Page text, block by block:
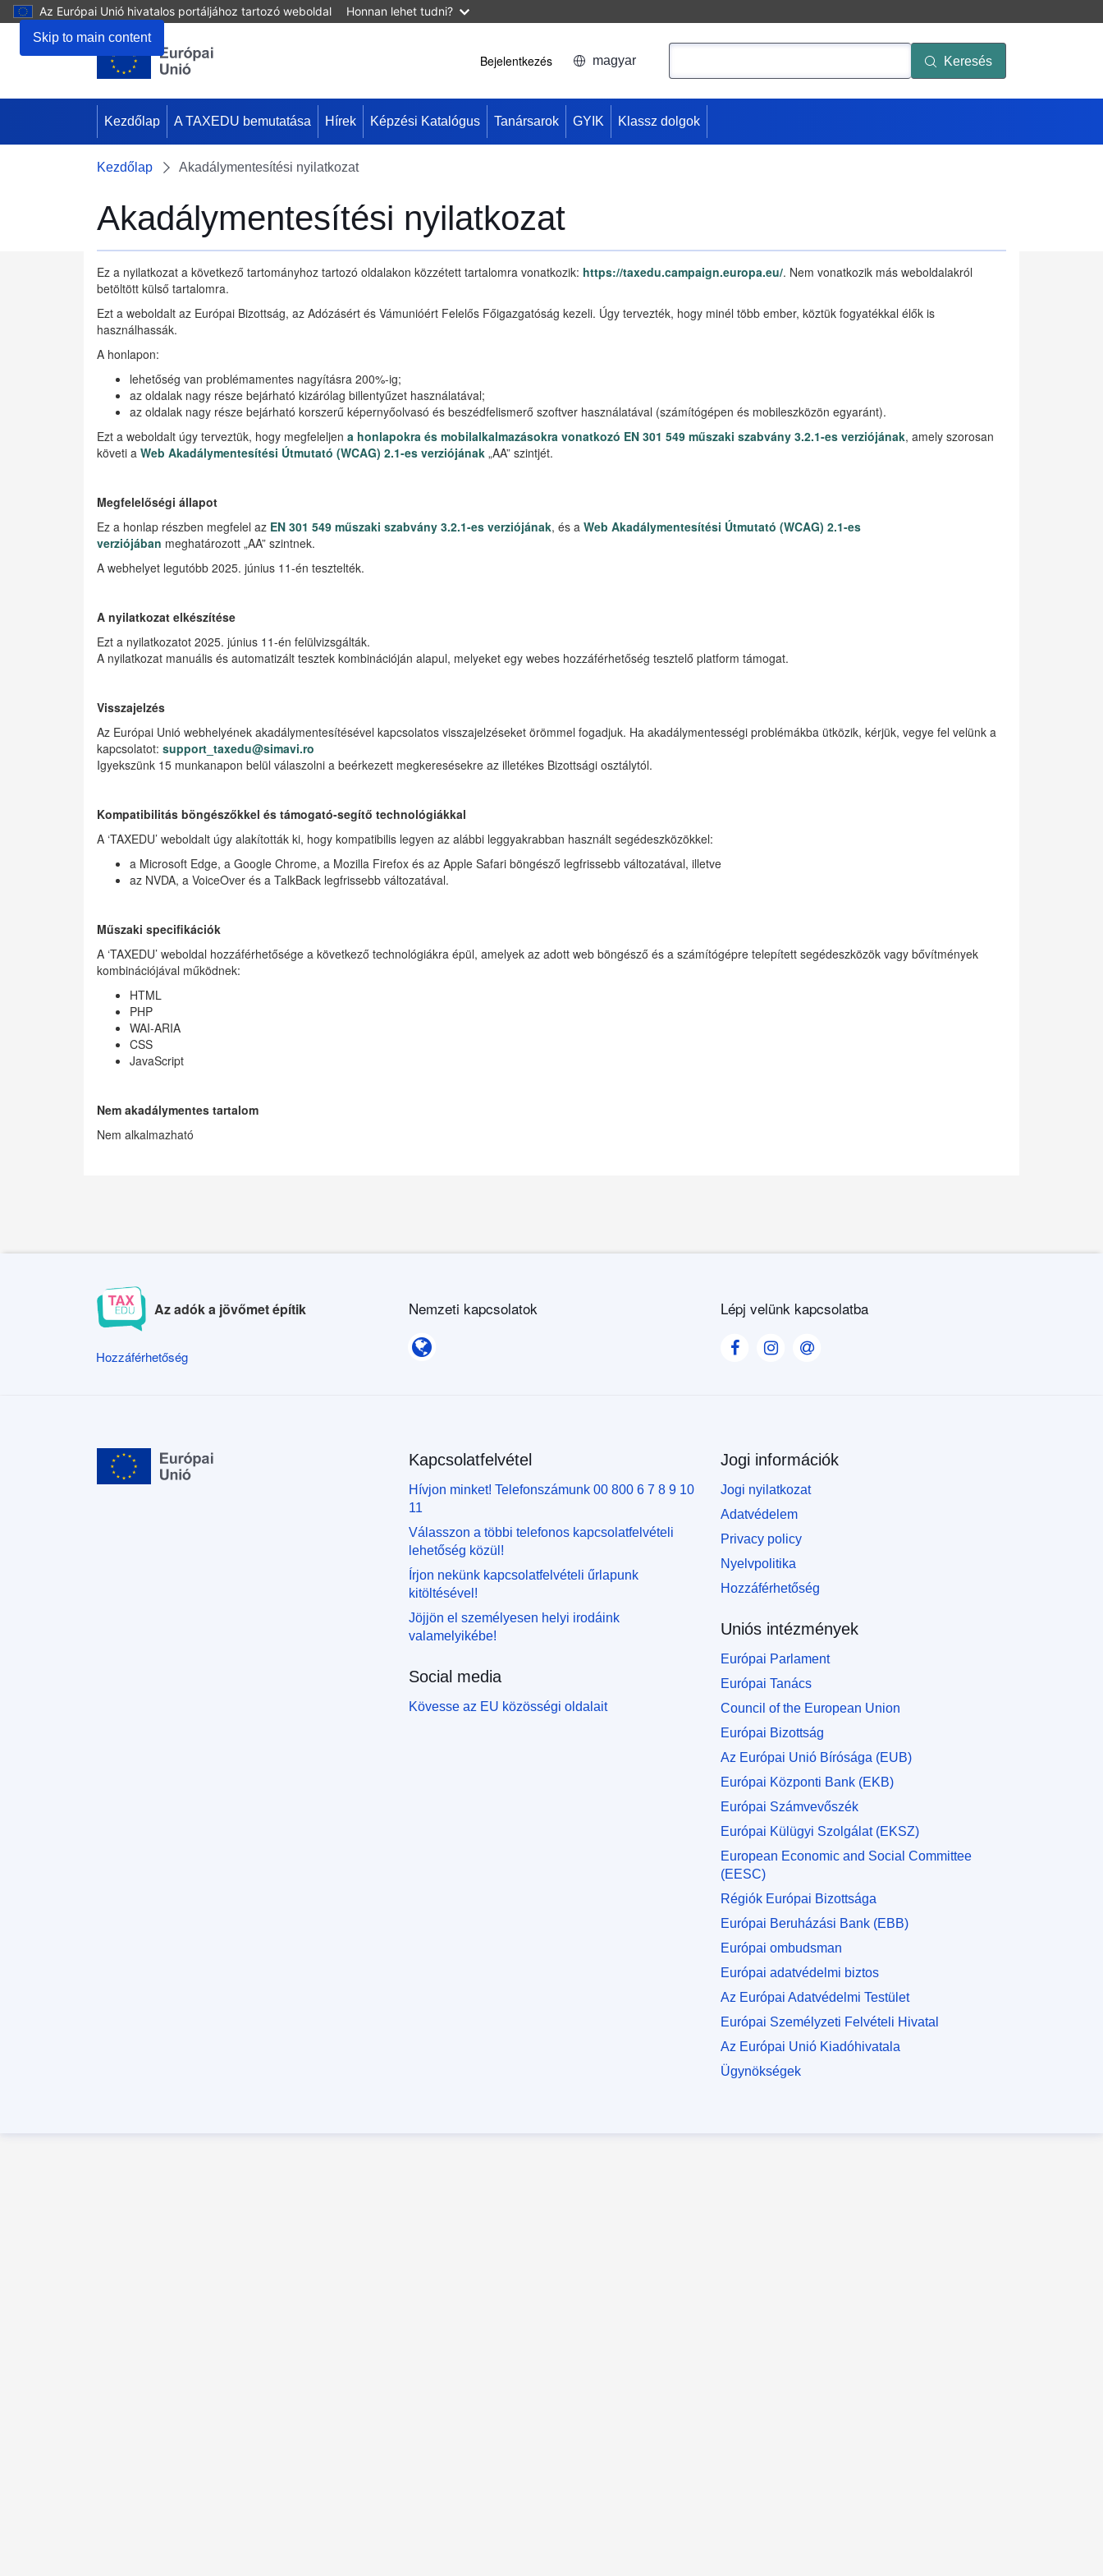
Skip to main content
Az Európai Unió hivatalos portáljához tartozó weboldal Honnan lehet tudni?
User
account
menu
Bejelentkezés magyar Keresés
Kezdőlap A TAXEDU bemutatása Hírek Képzési Katalógus Tanársarok GYIK Klassz dolgok
Kezdőlap Akadálymentesítési nyilatkozat
Akadálymentesítési nyilatkozat
Ez a nyilatkozat a következő tartományhoz tartozó oldalakon közzétett tartalomra vonatkozik: https://taxedu.campaign.europa.eu/. Nem vonatkozik más weboldalakról
betöltött külső tartalomra.
Ezt a weboldalt az Európai Bizottság, az Adózásért és Vámunióért Felelős Főigazgatóság kezeli. Úgy tervezték, hogy minél több ember, köztük fogyatékkal élők is
használhassák.
A honlapon:
lehetőség van problémamentes nagyításra 200%-ig;
az oldalak nagy része bejárható kizárólag billentyűzet használatával;
az oldalak nagy része bejárható korszerű képernyőolvasó és beszédfelismerő szoftver használatával (számítógépen és mobileszközön egyaránt).
Ezt a weboldalt úgy terveztük, hogy megfeleljen a honlapokra és mobilalkalmazásokra vonatkozó EN 301 549 műszaki szabvány 3.2.1-es verziójának, amely szorosan
követi a Web Akadálymentesítési Útmutató (WCAG) 2.1-es verziójának „AA” szintjét.
Megfelelőségi állapot
Ez a honlap részben megfelel az EN 301 549 műszaki szabvány 3.2.1-es verziójának, és a Web Akadálymentesítési Útmutató (WCAG) 2.1-es
verziójában meghatározott „AA” szintnek.
A webhelyet legutóbb 2025. június 11-én tesztelték.
A nyilatkozat elkészítése
Ezt a nyilatkozatot 2025. június 11-én felülvizsgálták.
A nyilatkozat manuális és automatizált tesztek kombinációján alapul, melyeket egy webes hozzáférhetőség tesztelő platform támogat.
Visszajelzés
Az Európai Unió webhelyének akadálymentesítésével kapcsolatos visszajelzéseket örömmel fogadjuk. Ha akadálymentességi problémákba ütközik, kérjük, vegye fel velünk a
kapcsolatot: support_taxedu@simavi.ro
Igyekszünk 15 munkanapon belül válaszolni a beérkezett megkeresésekre az illetékes Bizottsági osztálytól.
Kompatibilitás böngészőkkel és támogató-segítő technológiákkal
A ‘TAXEDU’ weboldalt úgy alakították ki, hogy kompatibilis legyen az alábbi leggyakrabban használt segédeszközökkel:
a Microsoft Edge, a Google Chrome, a Mozilla Firefox és az Apple Safari böngésző legfrissebb változatával, illetve
az NVDA, a VoiceOver és a TalkBack legfrissebb változatával.
Műszaki specifikációk
A ‘TAXEDU’ weboldal hozzáférhetősége a következő technológiákra épül, amelyek az adott web böngésző és a számítógépre telepített segédeszközök vagy bővítmények
kombinációjával működnek:
HTML
PHP
WAI-ARIA
CSS
JavaScript
Nem akadálymentes tartalom
Nem alkalmazható
Az adók a jövőmet építik
Hozzáférhetőség
Hozzáférhetőség
Nemzeti kapcsolatok Lépj velünk kapcsolatba
Kapcsolatfelvétel
Hívjon minket! Telefonszámunk 00 800 6 7 8 9 10
11
Válasszon a többi telefonos kapcsolatfelvételi
lehetőség közül!
Írjon nekünk kapcsolatfelvételi űrlapunk
kitöltésével!
Jöjjön el személyesen helyi irodáink
valamelyikébe!
Social media
Kövesse az EU közösségi oldalait
Jogi információk
Jogi nyilatkozat
Adatvédelem
Privacy policy
Nyelvpolitika
Hozzáférhetőség
Uniós intézmények
Európai Parlament
Európai Tanács
Council of the European Union
Európai Bizottság
Az Európai Unió Bírósága (EUB)
Európai Központi Bank (EKB)
Európai Számvevőszék
Európai Külügyi Szolgálat (EKSZ)
European Economic and Social Committee
(EESC)
Régiók Európai Bizottsága
Európai Beruházási Bank (EBB)
Európai ombudsman
Európai adatvédelmi biztos
Az Európai Adatvédelmi Testület
Európai Személyzeti Felvételi Hivatal
Az Európai Unió Kiadóhivatala
Ügynökségek